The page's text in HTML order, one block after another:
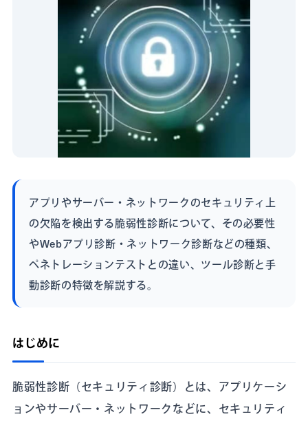
アプリやサーバー・ネットワークのセキュリティ上
の欠陥を検出する脆弱性診断について、その必要性
やWebアプリ診断・ネットワーク診断などの種類、
ペネトレーションテストとの違い、ツール診断と手
動診断の特徴を解説する。
はじめに
脆弱性診断（セキュリティ診断）とは、アプリケーシ
ョンやサーバー・ネットワークなどに、セキュリティ